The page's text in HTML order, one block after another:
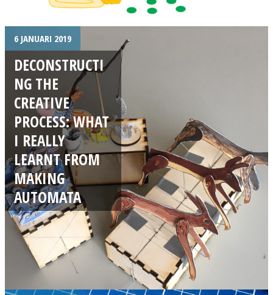
6 JANUARI 2019
DECONSTRUCTI
NG THE
CREATIVE
PROCESS: WHAT
I REALLY
LEARNT FROM
MAKING
AUTOMATA